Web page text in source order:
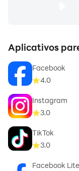
Aplicativos
Facebook
4.0
Instagram
3.0
TikTok
3.0
Facebook Lite